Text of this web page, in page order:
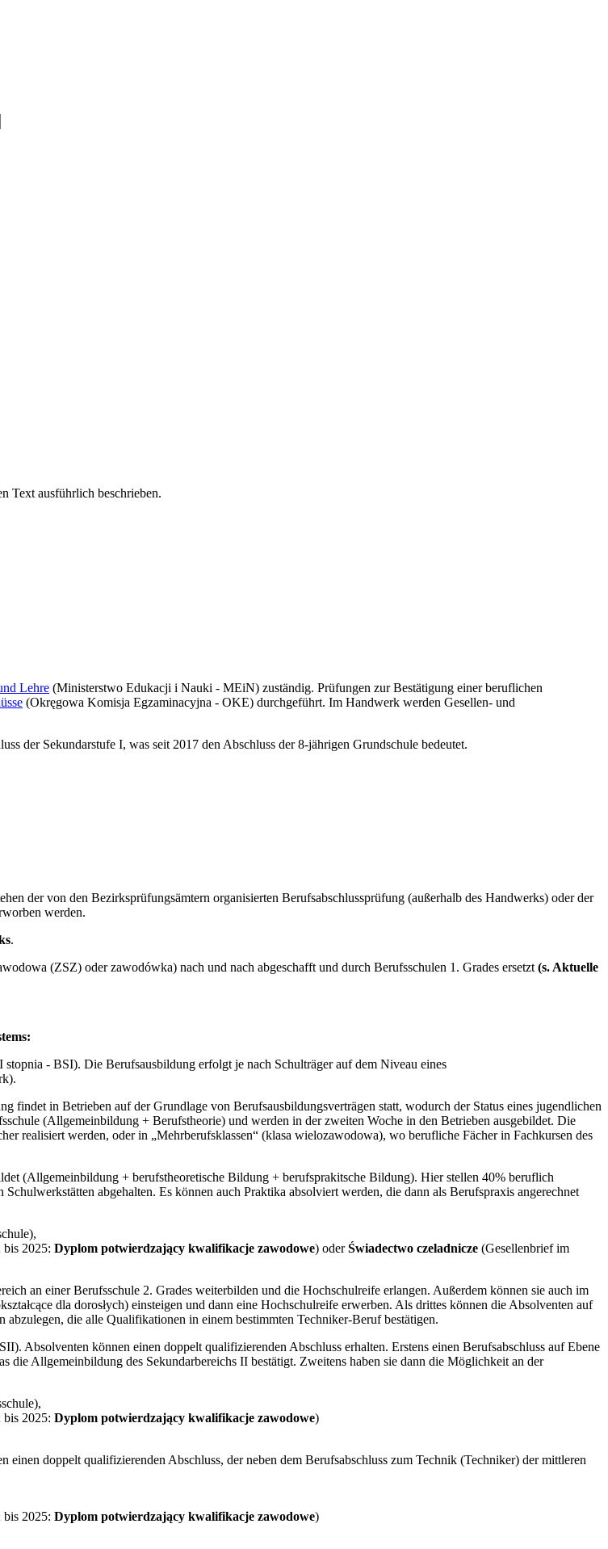
Lehre (Ministerstwo Edukacji i Nauki - MEiN) zuständig. Prüfungen zur Bestätigung einer beruflichen
(Okręgowa Komisja Egzaminacyjna - OKE) durchgeführt. Im Handwerk werden Gesellen- und
der Sekundarstufe I, was seit 2017 den Abschluss der 8-jährigen Grundschule bedeutet.
der von den Bezirksprüfungsämtern organisierten Berufsabschlussprüfung (außerhalb des Handwerks) oder der
werden.
.
(ZSZ) oder zawodówka) nach und nach abgeschafft und durch Berufsschulen 1. Grades ersetzt (s. Aktuelle
stopnia - BSI). Die Berufsausbildung erfolgt je nach Schulträger auf dem Niveau eines
findet in Betrieben auf der Grundlage von Berufsausbildungsverträgen statt, wodurch der Status eines jugendlichen
(Allgemeinbildung + Berufstheorie) und werden in der zweiten Woche in den Betrieben ausgebildet. Die
realisiert werden, oder in „Mehrberufsklassen“ (klasa wielozawodowa), wo berufliche Fächer in Fachkursen des
(Allgemeinbildung + berufstheoretische Bildung + berufsprakitsche Bildung). Hier stellen 40% beruflich
abgehalten. Es können auch Praktika absolviert werden, die dann als Berufspraxis angerechnet
bis 2025: Dyplom potwierdzający kwalifikacje zawodowe) oderŚwiadectwo czeladnicze (Gesellenbrief im
an einer Berufsschule 2. Grades weiterbilden und die Hochschulreife erlangen. Außerdem können sie auch im
dla dorosłych) einsteigen und dann eine Hochschulreife erwerben. Als drittes können die Absolventen auf
die alle Qualifikationen in einem bestimmten Techniker-Beruf bestätigen.
Absolventen können einen doppelt qualifizierenden Abschluss erhalten. Erstens einen Berufsabschluss auf Ebene
Allgemeinbildung des Sekundarbereichs II bestätigt. Zweitens haben sie dann die Möglichkeit an der
bis 2025: Dyplom potwierdzający kwalifikacje zawodowe)
einen doppelt qualifizierenden Abschluss, der neben dem Berufsabschluss zum Technik (Techniker) der mittleren
bis 2025: Dyplom potwierdzający kwalifikacje zawodowe)